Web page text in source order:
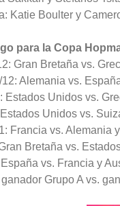
Katie Boulter y
para la Copa
Gran Bretaña vs.
Alemania vs.
Estados Unidos vs.
Unidos vs.
Francia vs. Alemania
Bretaña vs.
vs. Francia y
Grupo A vs.